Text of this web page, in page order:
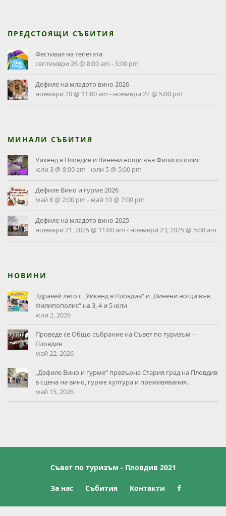
ПРЕДСТОЯЩИ СЪБИТИЯ
Фестивал на тепетата
септември 26 @ 8:00 am - 5:00 pm
Дефиле на младото вино 2026
ноември 20 @ 11:00 am - ноември 22 @ 5:00 pm
МИНАЛИ СЪБИТИЯ
Уикенд в Пловдив и Винени нощи във Филипополис
юли 3 @ 8:00 am - юли 5 @ 5:00 pm
Дефиле Вино и гурме 2026
май 8 @ 2:00 pm - май 10 @ 7:00 pm
Дефиле на младото вино 2025
ноември 21, 2025 @ 11:00 am - ноември 23, 2025 @ 5:00 am
НОВИНИ
Здравей лято с „Уикенд в Пловдив“ и „Винени нощи във
Филипополис“ на 3, 4 и 5 юли
юли 2, 2026
Проведе се Общо събрание на Съвет по туризъм –
Пловдив
май 22, 2026
„Дефиле Вино и гурме“ превърна Стария град на Пловдив
в сцена на вино, гурме култура и преживявания.
май 15, 2026
Съвет по туризъм - Пловдив 2021
За нас Събития Контакти